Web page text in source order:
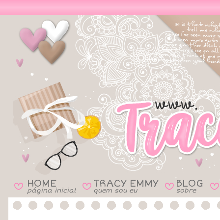
B HOME
página inicial B TRACY EMMY
quem sou eu B BLOG
sobre B